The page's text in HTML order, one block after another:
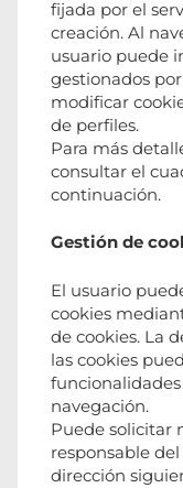
fijada por el
creación. Al
usuario puede
gestionados
modificar
de perfiles.
Para más
consultar el
continuación.
Gestión de
El usuario
cookies
de cookies. La
las cookies
navegación.
Puede solicitar
responsable
dirección